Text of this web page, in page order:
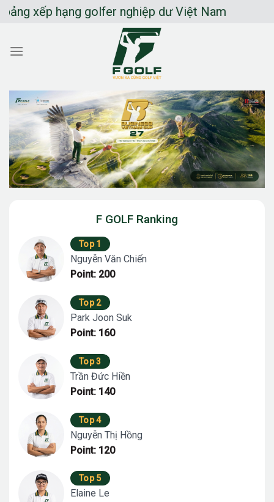
Chuyển
dung
hạng golfer nghiệp dư Việt Nam
F GOLF Ranking
Top 1
Nguyễn Văn Chiến
Point: 200
Top 2
Park Joon Suk
Point: 160
Top 3
Trần Đức Hiền
Point: 140
Top 4
Nguyễn Thị Hồng
Point: 120
Top 5
Elaine Le